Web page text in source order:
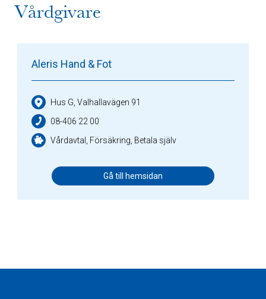
Vårdgivare
Aleris Hand & Fot
Hus G, Valhallavägen 91
08-406 22 00
Vårdavtal, Försäkring, Betala själv
Gå till hemsidan